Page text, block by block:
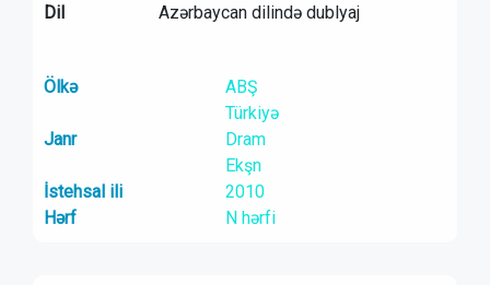
Dil
Azərbaycan dilində dublyaj
Ölkə
ABŞ
Türkiyə
Janr
Dram
Ekşn
İstehsal ili
2010
Hərf
N hərfi